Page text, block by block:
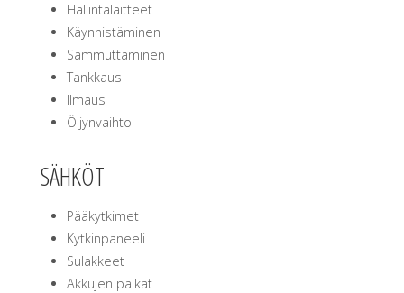
Hallintalaitteet
Käynnistäminen
Sammuttaminen
Tankkaus
Ilmaus
Öljynvaihto
SÄHKÖT
Pääkytkimet
Kytkinpaneeli
Sulakkeet
Akkujen paikat